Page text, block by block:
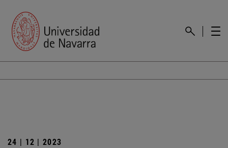
24 | 12 | 2023